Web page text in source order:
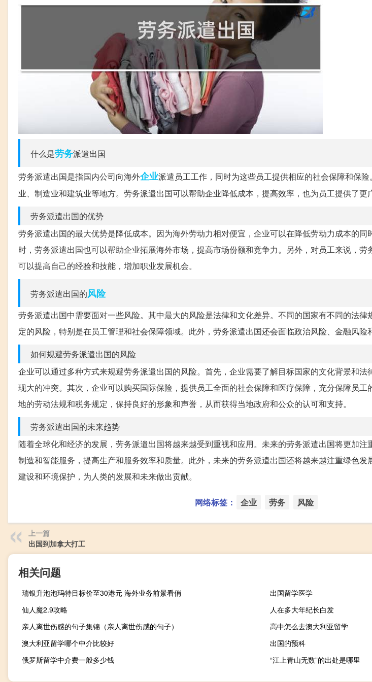
什么是劳务派遣出国
劳务派遣出国是指国内公司向海外企业派遣员工工作，同时为这些员工提供相应的社会保障和保
业、制造业和建筑业等地方。劳务派遣出国可以帮助企业降低成本，提高效率，也为员工提供了更
劳务派遣出国的优势
劳务派遣出国的最大优势是降低成本。因为海外劳动力相对便宜，企业可以在降低劳动力成本的同
时，劳务派遣出国也可以帮助企业拓展海外市场，提高市场份额和竞争力。另外，对员工来说，劳
可以提高自己的经验和技能，增加职业发展机会。
劳务派遣出国的风险
劳务派遣出国中需要面对一些风险。其中最大的风险是法律和文化差异。不同的国家有不同的法律
定的风险，特别是在员工管理和社会保障领域。此外，劳务派遣出国还会面临政治风险、金融风险
如何规避劳务派遣出国的风险
企业可以通过多种方式来规避劳务派遣出国的风险。首先，企业需要了解目标国家的文化背景和法
现大的冲突。其次，企业可以购买国际保险，提供员工全面的社会保障和医疗保障，充分保障员工
地的劳动法规和税务规定，保持良好的形象和声誉，从而获得当地政府和公众的认可和支持。
劳务派遣出国的未来趋势
随着全球化和经济的发展，劳务派遣出国将越来越受到重视和应用。未来的劳务派遣出国将更加
制造和智能服务，提高生产和服务效率和质量。此外，未来的劳务派遣出国还将越来越注重绿色发
建设和环境保护，为人类的发展和未来做出贡献。
网络标签： 企业 劳务 风险
上一篇
出国到加拿大打工
相关问题
瑞银升泡泡玛特目标价至30港元 海外业务前景看俏
出国留学医学
仙人魔2.9攻略
人在多大年纪长白发
亲人离世伤感的句子集锦（亲人离世伤感的句子）
高中怎么去澳大利亚留学
澳大利亚留学哪个中介比较好
出国的预科
俄罗斯留学中介费一般多少钱
“江上青山无数”的出处是哪里